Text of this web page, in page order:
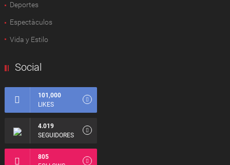
Deportes
Espectàculos
Vida y Estilo
Social
101,000
LIKES
4.019
SEGUIDORES
805